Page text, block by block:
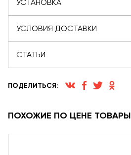
УСТАНОВКА
УСЛОВИЯ ДОСТАВКИ
СТАТЬИ
ПОДЕЛИТЬСЯ:
ПОХОЖИЕ ПО ЦЕНЕ ТОВАРЫ